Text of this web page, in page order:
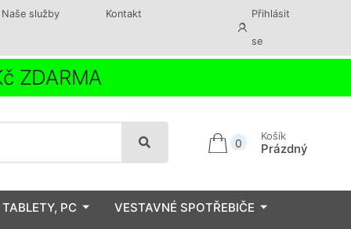
Naše služby Kontakt Přihlásit
se
ZDARMA
0
Košík
Prázdný
PC VESTAVNÉ SPOTŘEBIČE